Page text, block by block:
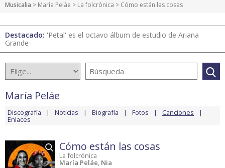
Musicalia > María Peláe > La folcrónica > Cómo están las cosas
Destacado: 'Petal' es el octavo álbum de estudio de Ariana
Grande
María Peláe
Discografía Noticias Biografía Fotos Canciones
Enlaces
Cómo están las cosas
La folcrónica
María Peláe, Nia